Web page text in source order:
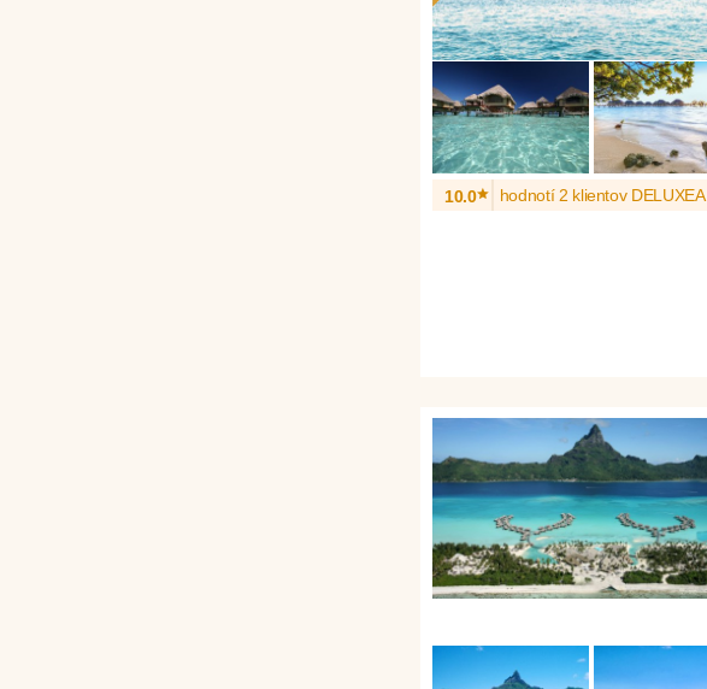
10.0* hodnotí 2 klientov DELUXEA